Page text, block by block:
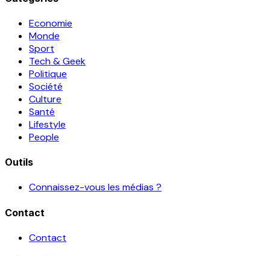
Economie
Monde
Sport
Tech & Geek
Politique
Société
Culture
Santé
Lifestyle
People
Outils
Connaissez-vous les médias ?
Contact
Contact